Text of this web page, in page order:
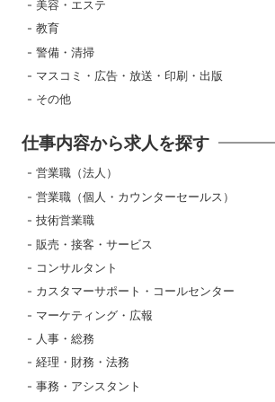
美容・エステ
教育
警備・清掃
マスコミ・広告・放送・印刷・出版
その他
仕事内容から求人を探す
営業職（法人）
営業職（個人・カウンターセールス）
技術営業職
販売・接客・サービス
コンサルタント
カスタマーサポート・コールセンター
マーケティング・広報
人事・総務
経理・財務・法務
事務・アシスタント